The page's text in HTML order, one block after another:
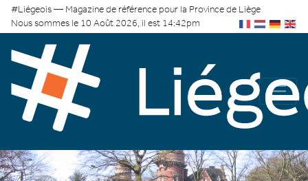
#Liégeois — Magazine de référence pour la Province de Liège
Nous sommes le 10 Août 2026, il est 14:42pm